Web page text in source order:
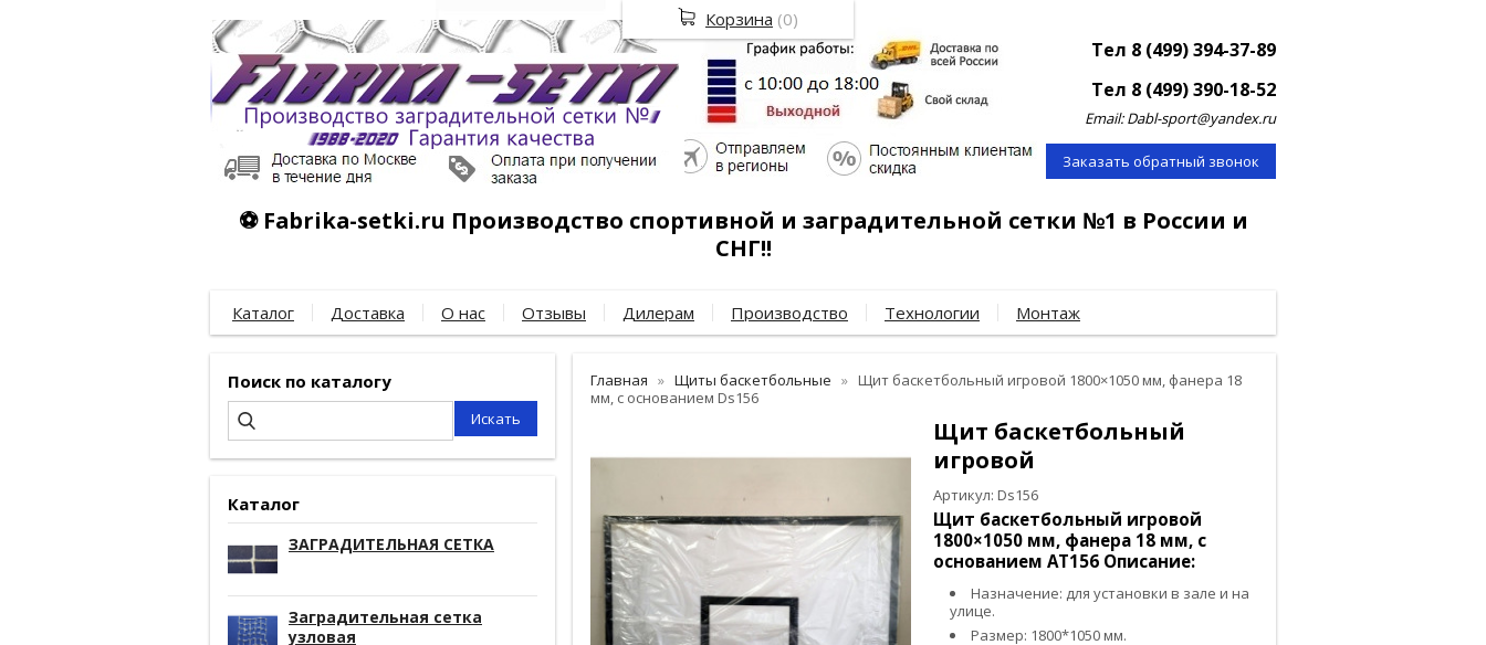
Тел 8 (499) 394-37-89
Тел 8 (499) 390-18-52
Email: Dabl-sport@yandex.ru
Заказать обратный звонок
⚽ Fabrika-setki.ru Производство спортивной и заградительной сетки №1 в России и
СНГ!!
Каталог Доставка О нас Отзывы Дилерам Производство Технологии Монтаж
Поиск по каталогу
Каталог
ЗАГРАДИТЕЛЬНАЯ СЕТКА
Заградительная сетка
узловая
Главная Щиты баскетбольные
Щит баскетбольный игровой 1800×1050 мм, фанера 18
мм, с основанием Ds156
Щит баскетбольный
игровой
Артикул: Ds156
Щит баскетбольный игровой
1800×1050 мм, фанера 18 мм, с
основанием АТ156 Описание:
Назначение: для установки в зале и на
улице.
Размер: 1800*1050 мм.
Корзина (0)